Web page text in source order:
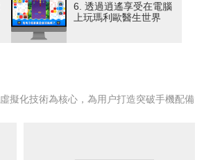
吉、黛西公主、羅潔塔、森喜剛、偷
6. 透過逍遙享受在電腦
上玩瑪利歐醫生世界
擬化技術為核心，為用户打造突破手機配備